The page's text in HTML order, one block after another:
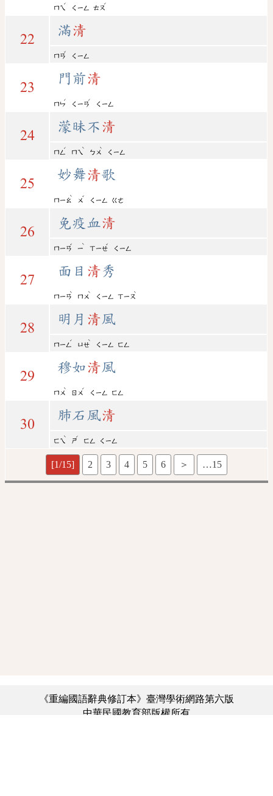
ㄇㄟ
ˊ
ㄑㄧㄥ ㄊㄡ
ˊ
22
滿清
ㄇㄢ
ˇ
ㄑㄧㄥ
23
門前清
ㄇㄣ
ˊ
ㄑㄧㄢ
ˊ
ㄑㄧㄥ
24
濛昧不 清
ㄇㄥ
ˊ
ㄇㄟ
ˋ
ㄅㄨ
ˋ
ㄑㄧㄥ
25
妙舞清歌
ㄇㄧㄠ
ˋ
ㄨ
ˇ
ㄑㄧㄥ ㄍㄜ
26
免疫血清
ㄇㄧㄢ
ˇ
ㄧ
ˋ
ㄒㄧㄝ
ˇ
ㄑㄧㄥ
27
面目 清秀
ㄇㄧㄢ
ˋ
ㄇㄨ
ˋ
ㄑㄧㄥ ㄒㄧㄡ
ˋ
28
明月 清風
ㄇㄧㄥ
ˊ
ㄩㄝ
ˋ
ㄑㄧㄥ ㄈㄥ
29
穆如清風
ㄇㄨ
ˋ
ㄖㄨ
ˊ
ㄑㄧㄥ ㄈㄥ
30
肺石風清
ㄈㄟ
ˋ
ㄕ
ˊ
ㄈㄥ ㄑㄧㄥ
[1/15] 2 3 4 5 6 ＞ …15
《重編國語辭典修訂本》臺灣學術網路第六版
中華民國教育部版權所有